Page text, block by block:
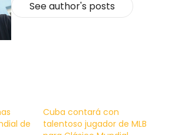
See author's posts
de
Cuba contará con
talentoso jugador de MLB